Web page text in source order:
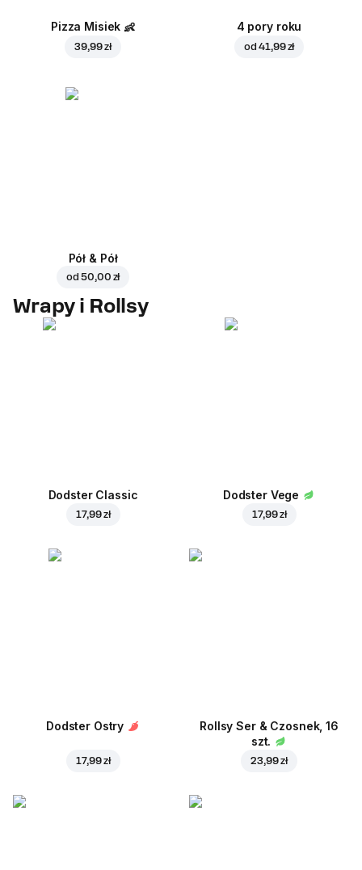
Pizza Misiek 👶
39,99 zł
4 pory roku
od41,99 zł
Pół & Pół
od50,00 zł
Wrapy i Rollsy
Dodster Classic
17,99 zł
Dodster Vege
17,99 zł
Dodster Ostry
17,99 zł
Rollsy Ser & Czosnek, 16
szt.
23,99 zł